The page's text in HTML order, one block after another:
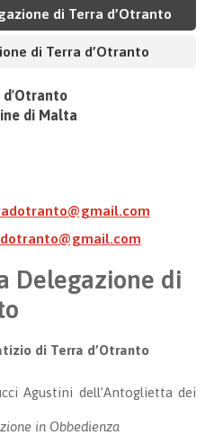
di Terra d’Otranto
di Terra d’Otranto
d'Otranto
di Malta
Delegazione di
di Terra d’Otranto
Agustini dell’Antoglietta dei
in Obbedienza